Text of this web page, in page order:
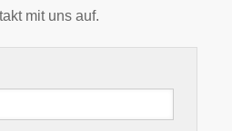
mit uns auf.